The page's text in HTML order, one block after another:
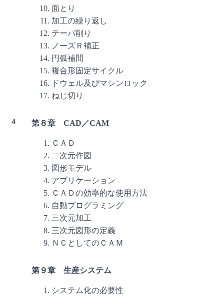
4
面とり
加工の繰り返し
テーパ削り
ノーズＲ補正
円弧補間
複合形固定サイクル
ドウェル及びマシンロック
ねじ切り
第８章 CAD／CAM
ＣＡＤ
二次元作図
図形モデル
アプリケーション
ＣＡＤの効率的な使用方法
自動プログラミング
三次元加工
三次元図形の定義
ＮＣとしてのＣＡＭ
第９章 生産システム
システム化の必要性